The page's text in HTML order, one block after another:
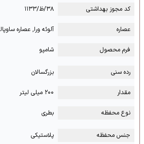
کد مجوز بهداشتی ۳۸/ظ/۱۱۳۳
عصاره آلوئه ورا, عصاره
فرم محصول شامپو
رده سنی بزرگسالان
مقدار ۲۰۰ میلی لیتر
نوع محفظه بطری
جنس محفظه پلاستیکی